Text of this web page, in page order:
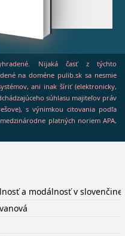
Nijaká časť z týchto
na doméne pulib.sk sa nesmie
ani inak šíriť (elektronicky,
súhlasu majiteľov práv
s výnimkou citovania podľa
platných noriem APA,
a modálnosť v slovenčine